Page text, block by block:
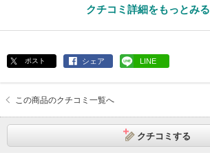
クチコミ詳細をもっとみる
ポスト シェア LINE
この商品のクチコミ一覧へ
クチコミする